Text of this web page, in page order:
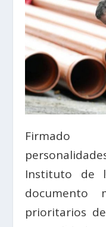
Firmado
Instituto de
documento
prioritarios